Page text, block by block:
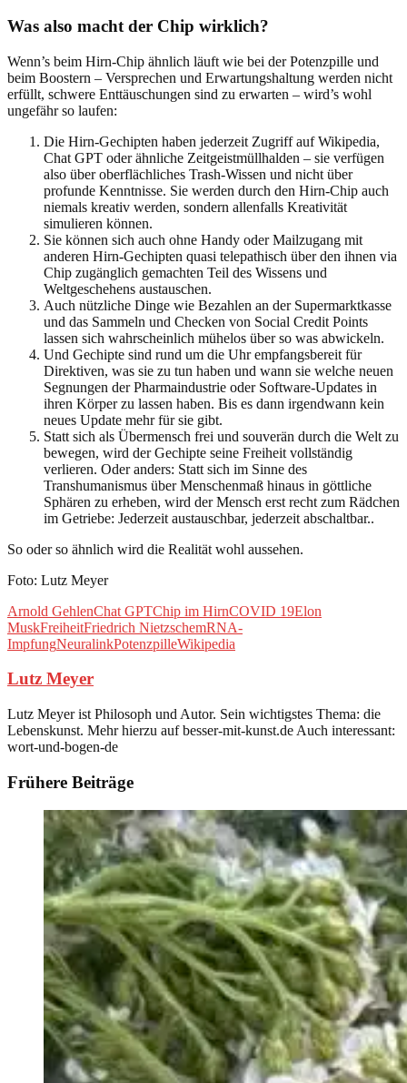
Was also macht der Chip wirklich?
Wenn’s beim Hirn-Chip ähnlich läuft wie bei der Potenzpille und
beim Boostern – Versprechen und Erwartungshaltung werden nicht
erfüllt, schwere Enttäuschungen sind zu erwarten – wird’s wohl
ungefähr so laufen:
Die Hirn-Gechipten haben jederzeit Zugriff auf Wikipedia,
Chat GPT oder ähnliche Zeitgeistmüllhalden – sie verfügen
also über oberflächliches Trash-Wissen und nicht über
profunde Kenntnisse. Sie werden durch den Hirn-Chip auch
niemals kreativ werden, sondern allenfalls Kreativität
simulieren können.
Sie können sich auch ohne Handy oder Mailzugang mit
anderen Hirn-Gechipten quasi telepathisch über den ihnen via
Chip zugänglich gemachten Teil des Wissens und
Weltgeschehens austauschen.
Auch nützliche Dinge wie Bezahlen an der Supermarktkasse
und das Sammeln und Checken von Social Credit Points
lassen sich wahrscheinlich mühelos über so was abwickeln.
Und Gechipte sind rund um die Uhr empfangsbereit für
Direktiven, was sie zu tun haben und wann sie welche neuen
Segnungen der Pharmaindustrie oder Software-Updates in
ihren Körper zu lassen haben. Bis es dann irgendwann kein
neues Update mehr für sie gibt.
Statt sich als Übermensch frei und souverän durch die Welt zu
bewegen, wird der Gechipte seine Freiheit vollständig
verlieren. Oder anders: Statt sich im Sinne des
Transhumanismus über Menschenmaß hinaus in göttliche
Sphären zu erheben, wird der Mensch erst recht zum Rädchen
im Getriebe: Jederzeit austauschbar, jederzeit abschaltbar..
So oder so ähnlich wird die Realität wohl aussehen.
Foto: Lutz Meyer
Arnold GehlenChat GPTChip im HirnCOVID 19Elon
MuskFreiheitFriedrich NietzschemRNA-
ImpfungNeuralinkPotenzpilleWikipedia
Lutz Meyer
Lutz Meyer ist Philosoph und Autor. Sein wichtigstes Thema: die
Lebenskunst. Mehr hierzu auf besser-mit-kunst.de Auch interessant:
wort-und-bogen-de
Frühere Beiträge